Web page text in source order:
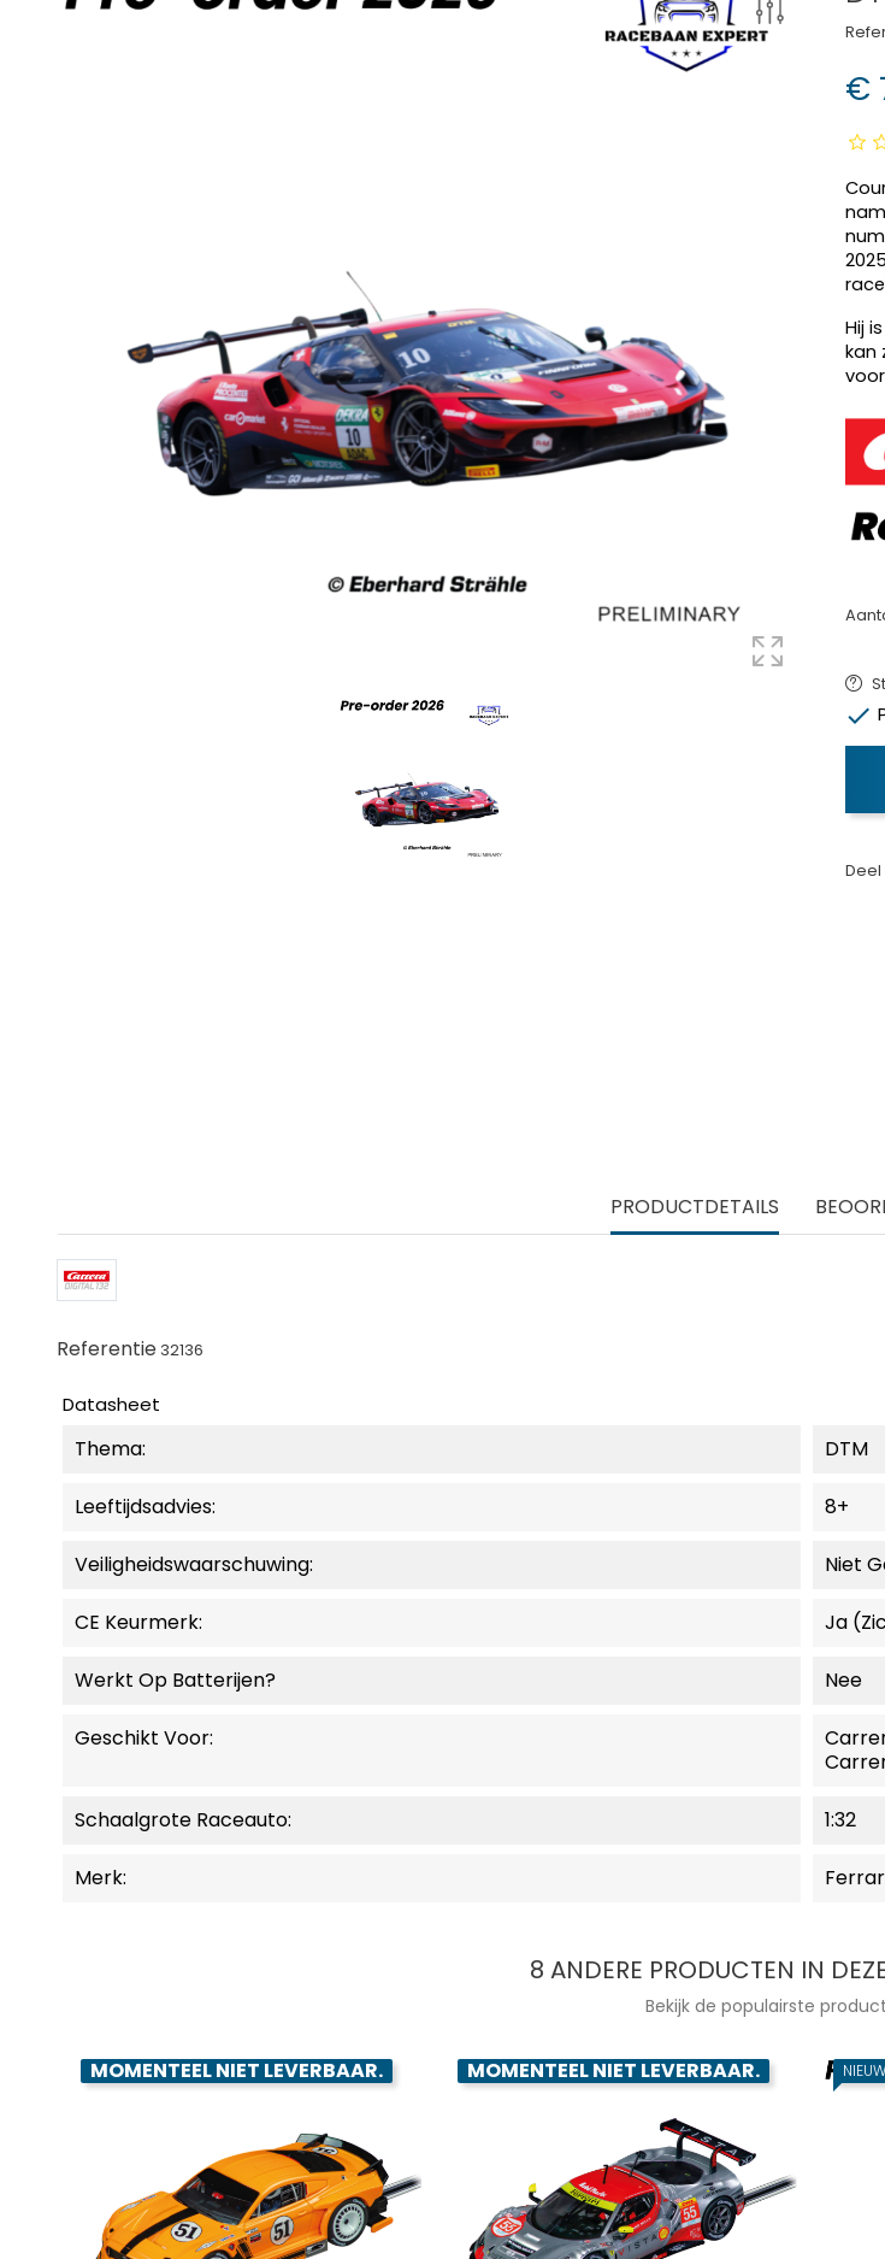
€
Hij
kan

Deel
PRODUCTDETAILS
Referentie 32136
Datasheet
Thema: DTM
Leeftijdsadvies: 8+
Veiligheidswaarschuwing: Niet
CE Keurmerk: Ja
Werkt Op Batterijen? Nee
Geschikt Voor:
Schaalgrote Raceauto: 1:32
Merk:
8 ANDERE PRODUCTEN IN
Bekijk de populairste
MOMENTEEL NIET LEVERBAAR. MOMENTEEL NIET LEVERBAAR. NIEUW